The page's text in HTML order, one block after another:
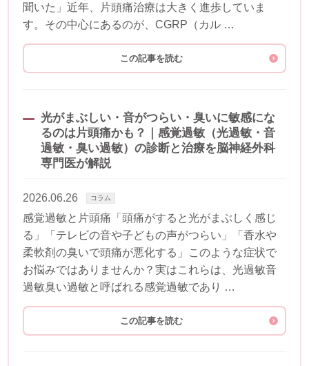
聞いた」近年、片頭痛治療は大きく進歩していま
す。その中心にあるのが、CGRP（カル …
この記事を読む
光がまぶしい・音がつらい・臭いに敏感にな
るのは片頭痛かも？｜感覚過敏（光過敏・音
過敏・臭い過敏）の診断と治療を脳神経外科
専門医が解説
2026.06.26 コラム
感覚過敏と片頭痛「頭痛がすると光がまぶしく感じ
る」「テレビの音や子どもの声がつらい」「香水や
柔軟剤の臭いで頭痛が悪化する」このような症状で
お悩みではありませんか？実はこれらは、光過敏音
過敏臭い過敏と呼ばれる感覚過敏であり …
この記事を読む